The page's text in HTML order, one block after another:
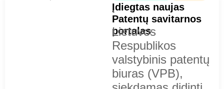
Įdiegtas naujas
Patentų savitarnos
portalas
Lietuvos
Respublikos
valstybinis patentų
biuras (VPB),